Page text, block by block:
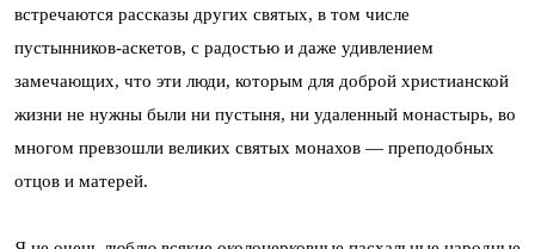
встречаются рассказы других святых, в том числе
пустынников-аскетов, с радостью и даже удивлением
замечающих, что эти люди, которым для доброй христианской
жизни не нужны были ни пустыня, ни удаленный монастырь, во
многом превзошли великих святых монахов — преподобных
отцов и матерей.